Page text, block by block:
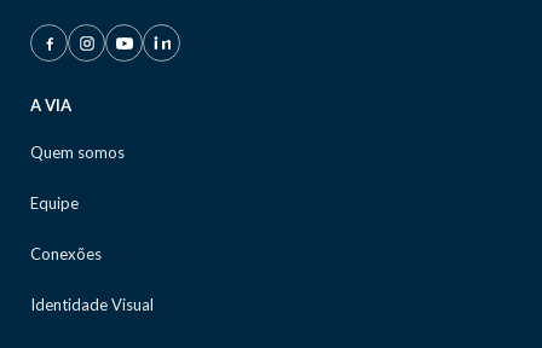
A VIA
Quem somos
Equipe
Conexões
Identidade Visual